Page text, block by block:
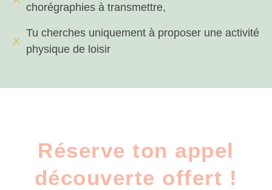
chorégraphies à transmettre,
Tu cherches uniquement à proposer une activité
physique de loisir
Réserve ton appel
découverte offert !